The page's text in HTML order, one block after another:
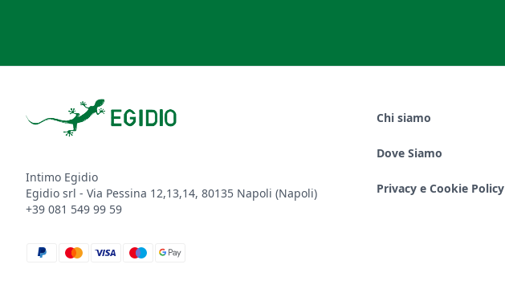
Intimo Egidio
Egidio srl - Via Pessina 12,13,14, 80135 Napoli (Napoli)
+39 081 549 99 59
paypal
mastercard
visa
maestro
google_pay
Chi siamo
Dove Siamo
Privacy e Cookie Policy